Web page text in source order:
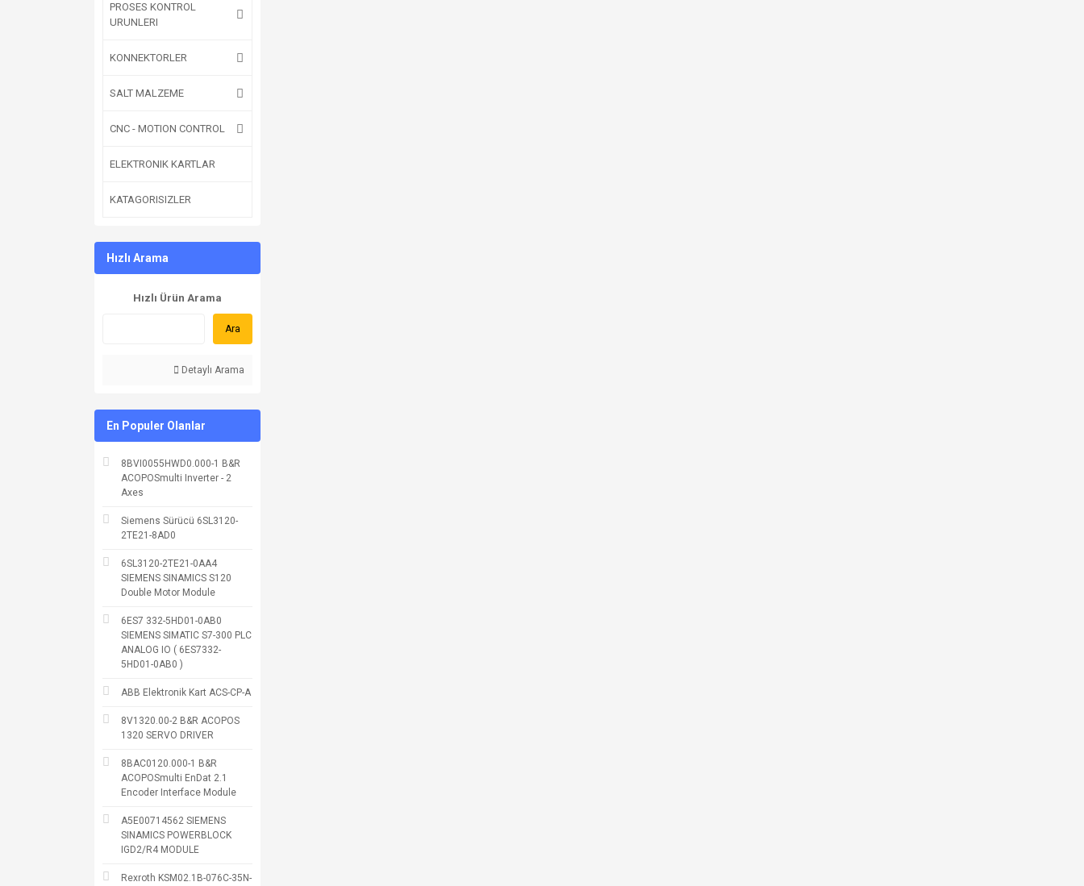
PROSES KONTROL
URUNLERI
KONNEKTORLER
SALT MALZEME
CNC - MOTION CONTROL
ELEKTRONIK KARTLAR
KATAGORISIZLER
Hızlı Arama
Hızlı Ürün Arama
Ara
Detaylı Arama
En Populer Olanlar
8BVI0055HWD0.000-1 B&R
ACOPOSmulti Inverter - 2
Axes
Siemens Sürücü 6SL3120-
2TE21-8AD0
6SL3120-2TE21-0AA4
SIEMENS SINAMICS S120
Double Motor Module
6ES7 332-5HD01-0AB0
SIEMENS SIMATIC S7-300 PLC
ANALOG IO ( 6ES7332-
5HD01-0AB0 )
ABB Elektronik Kart ACS-CP-A
8V1320.00-2 B&R ACOPOS
1320 SERVO DRIVER
8BAC0120.000-1 B&R
ACOPOSmulti EnDat 2.1
Encoder Interface Module
A5E00714562 SIEMENS
SINAMICS POWERBLOCK
IGD2/R4 MODULE
Rexroth KSM02.1B-076C-35N-